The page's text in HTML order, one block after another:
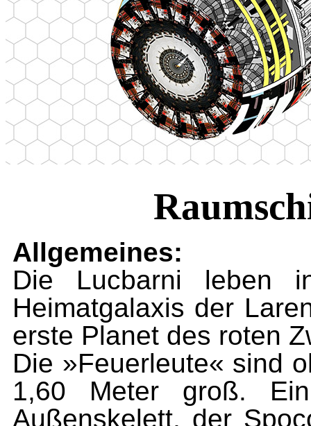
Allgemeines:
Die Lucbarni leben
Heimatgalaxis der
erste Planet des roten
Die »Feuerleute« sind
1,60 Meter groß.
Außenskelett, der